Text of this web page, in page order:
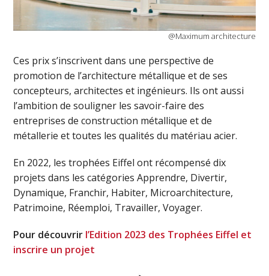
@Maximum architecture
Ces prix s’inscrivent dans une perspective de
promotion de l’architecture métallique et de ses
concepteurs, architectes et ingénieurs. Ils ont aussi
l’ambition de souligner les savoir-faire des
entreprises de construction métallique et de
métallerie et toutes les qualités du matériau acier.
En 2022, les trophées Eiffel ont récompensé dix
projets dans les catégories Apprendre, Divertir,
Dynamique, Franchir, Habiter, Microarchitecture,
Patrimoine, Réemploi, Travailler, Voyager.
Pour découvrir l’Edition 2023 des Trophées Eiffel et
inscrire un projet